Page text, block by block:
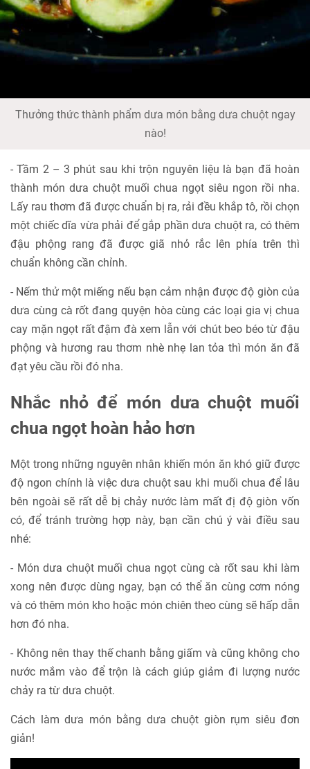
Thưởng thức thành phẩm dưa món bằng dưa chuột ngay
nào!
- Tầm 2 – 3 phút sau khi trộn nguyên liệu là bạn đã hoàn
thành món dưa chuột muối chua ngọt siêu ngon rồi nha.
Lấy rau thơm đã được chuẩn bị ra, rải đều khắp tô, rồi chọn
một chiếc dĩa vừa phải để gắp phần dưa chuột ra, có thêm
đậu phộng rang đã được giã nhỏ rắc lên phía trên thì
chuẩn không cần chỉnh.
- Nếm thử một miếng nếu bạn cảm nhận được độ giòn của
dưa cùng cà rốt đang quyện hòa cùng các loại gia vị chua
cay mặn ngọt rất đậm đà xem lẫn với chút beo béo từ đậu
phộng và hương rau thơm nhè nhẹ lan tỏa thì món ăn đã
đạt yêu cầu rồi đó nha.
Nhắc nhỏ để món dưa chuột muối
chua ngọt hoàn hảo hơn
Một trong những nguyên nhân khiến món ăn khó giữ được
độ ngon chính là việc dưa chuột sau khi muối chua để lâu
bên ngoài sẽ rất dễ bị chảy nước làm mất đị độ giòn vốn
có, để tránh trường hợp này, bạn cần chú ý vài điều sau
nhé:
- Món dưa chuột muối chua ngọt cùng cà rốt sau khi làm
xong nên được dùng ngay, bạn có thể ăn cùng cơm nóng
và có thêm món kho hoặc món chiên theo cùng sẽ hấp dẫn
hơn đó nha.
- Không nên thay thế chanh bằng giấm và cũng không cho
nước mắm vào để trộn là cách giúp giảm đi lượng nước
chảy ra từ dưa chuột.
Cách làm dưa món bằng dưa chuột giòn rụm siêu đơn
giản!